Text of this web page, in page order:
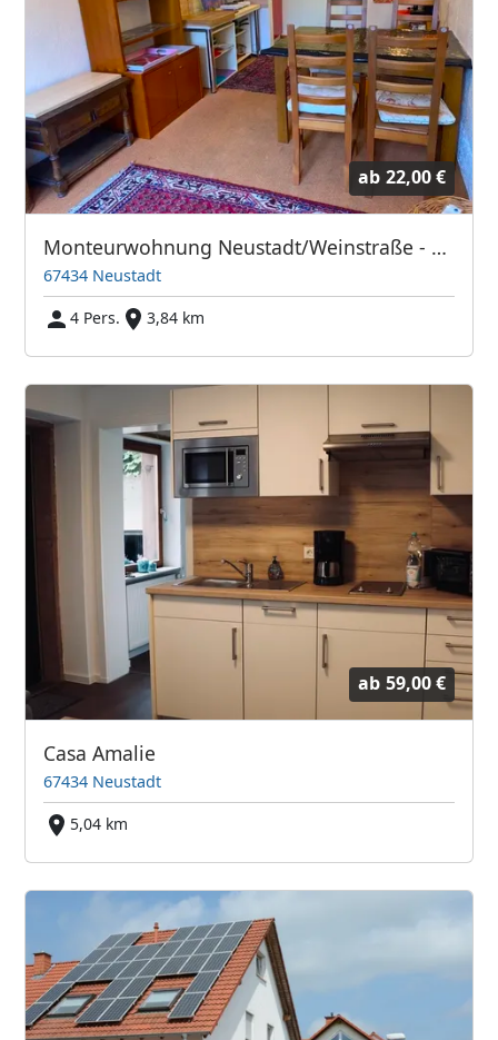
ab 22,00 €
Monteurwohnung Neustadt/Weinstraße - 4Personen-Parkplätze
67434 Neustadt
4 Pers.
3,84 km
ab 59,00 €
Casa Amalie
67434 Neustadt
5,04 km